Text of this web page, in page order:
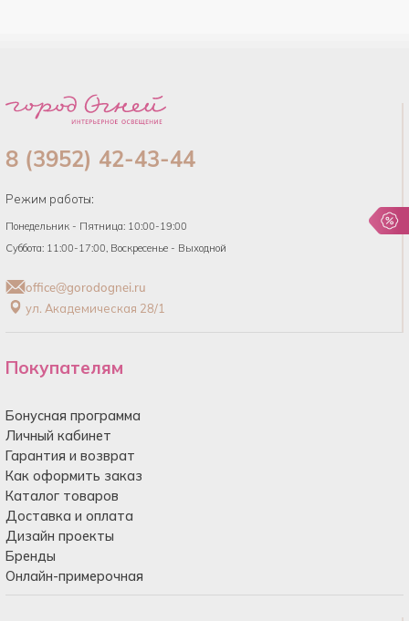
8 (3952) 42-43-44
Режим работы:
Понедельник - Пятница: 10:00-19:00
Суббота: 11:00-17:00, Воскресенье - Выходной
office@gorodognei.ru
ул. Академическая 28/1
Покупателям
Бонусная программа
Личный кабинет
Гарантия и возврат
Как оформить заказ
Каталог товаров
Доставка и оплата
Дизайн проекты
Бренды
Онлайн-примерочная